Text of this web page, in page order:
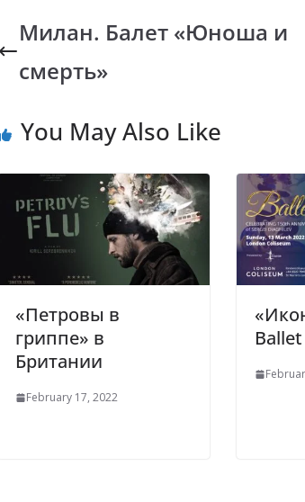
b
o
o
s
A
p
y
Li
gr
a
Милан. Балет «Юноша и
смерть»
You May Also Like
«Петровы в
гриппе» в
Британии
February 17, 2022